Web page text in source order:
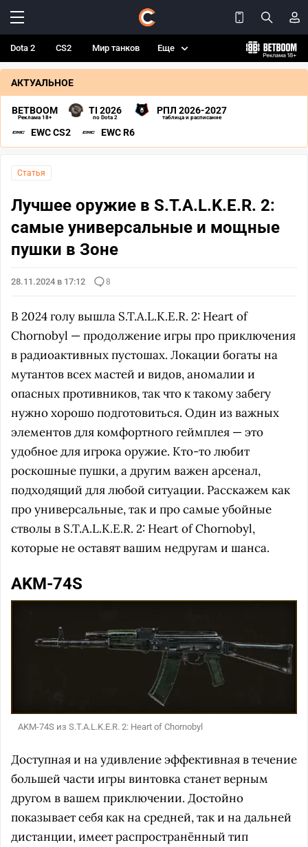
Dota 2 CS2 Мир танков Еще
АКТУАЛЬНОЕ
BETBOOM
Реклама 18+
TI 2026
по Dota 2
РПЛ 2026-2027
таблица и расписание
EWC CS2 EWC R6
Статья
Лучшее оружие в S.T.A.L.K.E.R. 2:
самые универсальные и мощные
пушки в Зоне
28.11.2024 в 17:12 8
В 2024 голу вышла S.T.A.L.K.E.R. 2: Heart of
Chornobyl — продолжение игры про приключения
в радиоактивных пустошах. Локации богаты на
мутантов всех мастей и видов, аномалии и
опасных противников, так что к такому забегу
нужно хорошо подготовиться. Один из важных
элементов для комфортного геймплея — это
удобное для игрока оружие. Кто-то любит
роскошные пушки, а другим важен арсенал,
подходящий для любой ситуации. Расскажем как
про универсальные, так и про самые убойные
стволы в S.T.A.L.K.E.R. 2: Heart of Chornobyl,
которые не оставят вашим недругам и шанса.
AKM-74S
AKM-74S из S.T.A.L.K.E.R. 2: Heart of Chornobyl
Доступная и на удивление эффективная в течение
большей части игры винтовка станет верным
другом в вашем приключении. Достойно
показывает себя как на средней, так и на дальней
дистанции, имеет распространённый тип